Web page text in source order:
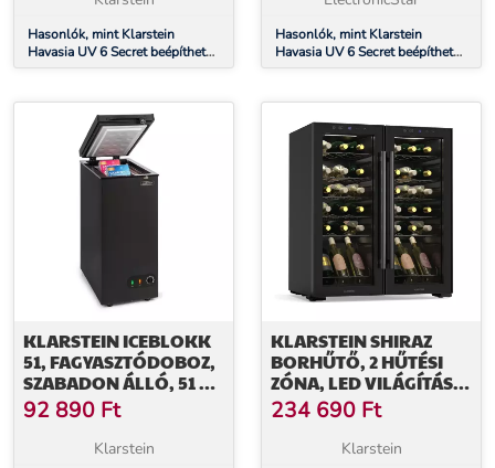
Hasonlók, mint Klarstein
Havasia UV 6 Secret beépíthető
mosogatógép, kompakt, 6
Hasonlók, mint Klarstein
Havasia UV 6 Secret beépíthető
mosogatógép, kompakt, 6
KLARSTEIN ICEBLOKK
51, FAGYASZTÓDOBOZ,
SZABADON ÁLLÓ, 51 L,
ZÁRHATÓ, E
ENERGIAHATÉKONYSÁGI
OSZTÁLY, FEKETE
92 890 Ft
Klarstein
KLARSTEIN SHIRAZ
BORHŰTŐ, 2 HŰTÉSI
ZÓNA, LED VILÁGÍTÁS,
ÉRINTÉSES VEZÉRLÉS,
SZABADON ÁLLÓ
234 690 Ft
Klarstein